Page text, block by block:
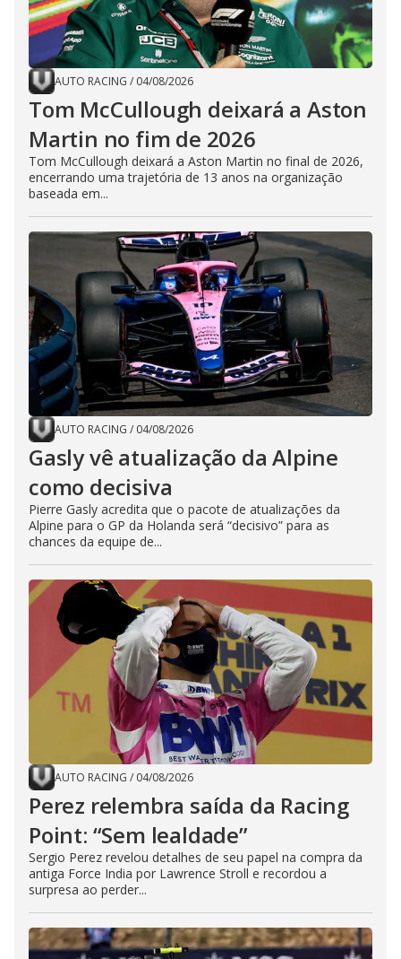
AUTO RACING / 04/08/2026
Tom McCullough deixará a Aston
Martin no fim de 2026
Tom McCullough deixará a Aston Martin no final de 2026,
encerrando uma trajetória de 13 anos na organização
baseada em...
AUTO RACING / 04/08/2026
Gasly vê atualização da Alpine
como decisiva
Pierre Gasly acredita que o pacote de atualizações da
Alpine para o GP da Holanda será “decisivo” para as
chances da equipe de...
AUTO RACING / 04/08/2026
Perez relembra saída da Racing
Point: “Sem lealdade”
Sergio Perez revelou detalhes de seu papel na compra da
antiga Force India por Lawrence Stroll e recordou a
surpresa ao perder...